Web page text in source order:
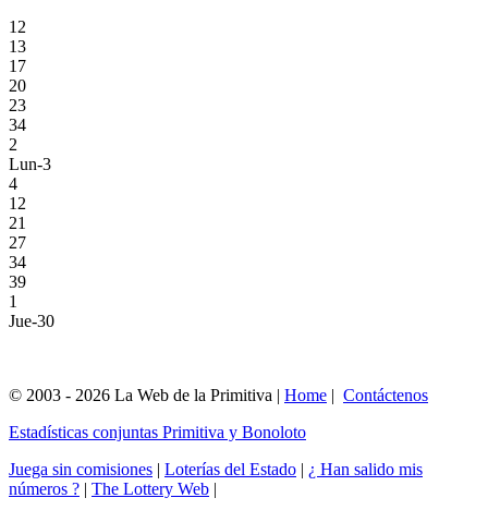
12
13
17
20
23
34
2
Lun-3
4
12
21
27
34
39
1
Jue-30
© 2003 - 2026 La Web de la Primitiva | Home | Contáctenos
Estadísticas conjuntas Primitiva y Bonoloto
Juega sin comisiones | Loterías del Estado | ¿ Han salido mis
números ? | The Lottery Web |